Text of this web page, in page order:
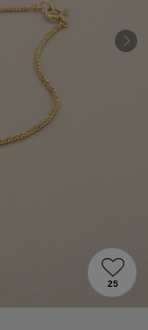
& REPAIRS
25